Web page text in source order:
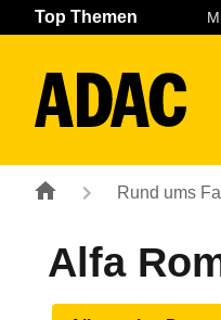
NavigationTop Themen
Rund ums
Alfa